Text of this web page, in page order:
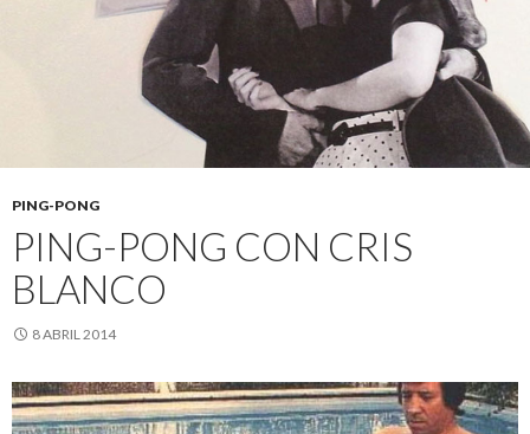
PING-PONG
PING-PONG CON CRIS
BLANCO
8 ABRIL 2014